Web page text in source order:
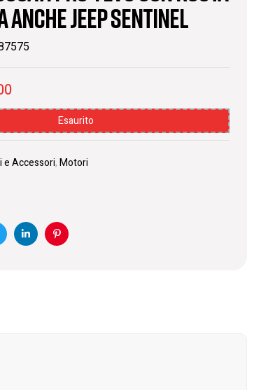
anche Jeep Sentinel
Esaurito
e Accessori,Motori
LinkedinPinterest